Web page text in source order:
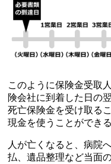
このように保険金受取
険会社に到着した日の
死亡保険金を受け取る
現金を使うことができ
人が亡くなると、病院
払、遺品整理など当面